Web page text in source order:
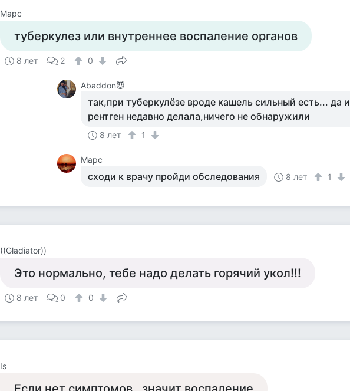
Марс
туберкулез или внутреннее воспаление органов
8 лет 2 0
Abaddon😈
так,при туберкулёзе вроде кашель сильный есть... да и
рентген недавно делала,ничего не обнаружили
8 лет 1
Марс
сходи к врачу пройди обследования 8 лет 1
((Gladiator))
Это нормально, тебе надо делать горячий укол!!!
8 лет 0 0
Is